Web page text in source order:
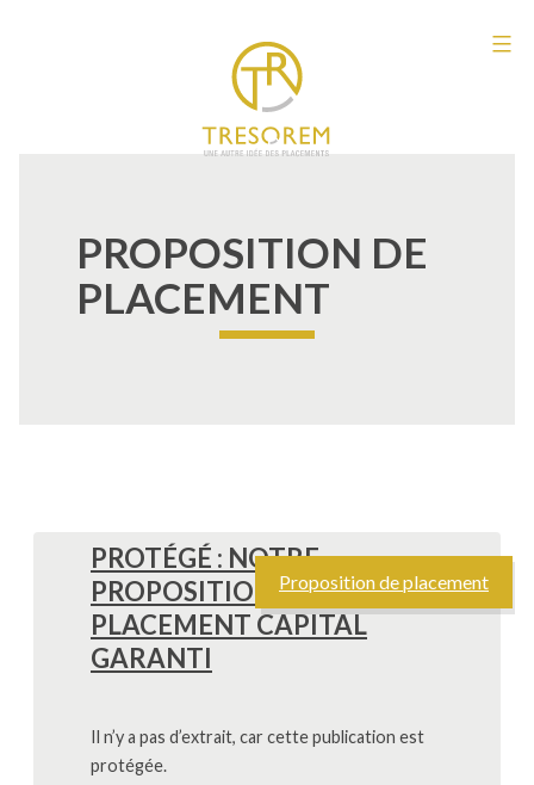
PROPOSITION DE
PLACEMENT
PROTÉGÉ : NOTRE
PROPOSITION DE
PLACEMENT CAPITAL
GARANTI
Il n’y a pas d’extrait, car cette publication est
protégée.
Proposition de placement